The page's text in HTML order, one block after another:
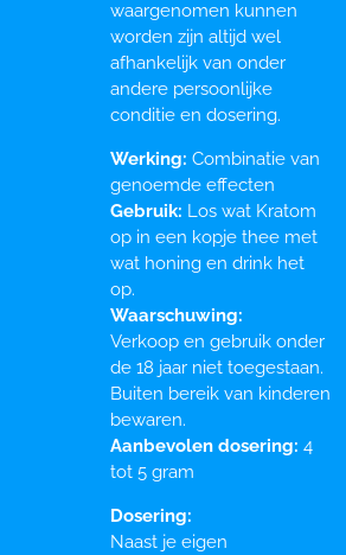
waargenomen kunnen
worden zijn altijd wel
afhankelijk van onder
andere persoonlijke
conditie en dosering.
Werking: Combinatie van
genoemde effecten
Gebruik: Los wat Kratom
op in een kopje thee met
wat honing en drink het
op.
Waarschuwing:
Verkoop en gebruik onder
de 18 jaar niet toegestaan.
Buiten bereik van kinderen
bewaren.
Aanbevolen dosering: 4
tot 5 gram
Dosering:
Naast je eigen